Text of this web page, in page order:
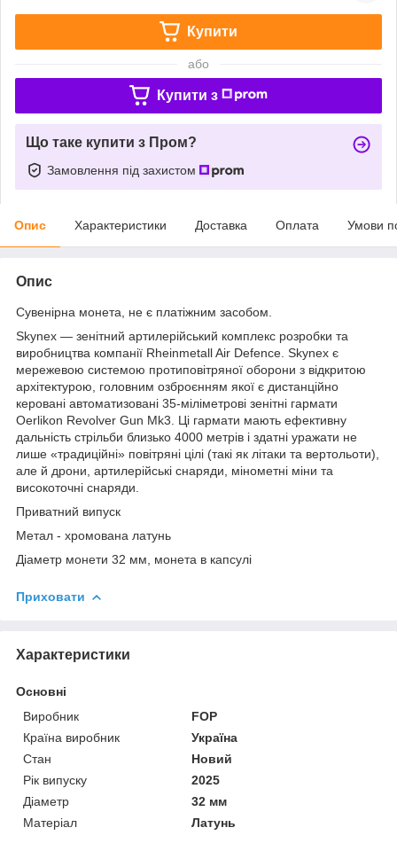
Купити
або
Купити з
Що таке купити з Пром?
Замовлення під захистом
Опис Характеристики Доставка Оплата Умови
Опис
Сувенірна монета, не є платіжним засобом.
Skynex — зенітний артилерійський комплекс розробки та
виробництва компанії Rheinmetall Air Defence. Skynex є
мережевою системою протиповітряної оборони з відкритою
архітектурою, головним озброєнням якої є дистанційно
керовані автоматизовані 35-міліметрові зенітні гармати
Oerlikon Revolver Gun Mk3. Ці гармати мають ефективну
дальність стрільби близько 4000 метрів і здатні уражати не
лише «традиційні» повітряні цілі (такі як літаки та вертольоти),
але й дрони, артилерійські снаряди, мінометні міни та
високоточні снаряди.
Приватний випуск
Метал - хромована латунь
Діаметр монети 32 мм, монета в капсулі
Приховати
Характеристики
Основні
Виробник
FOP
Країна виробник
Україна
Стан
Новий
Рік випуску
2025
Діаметр
32 мм
Матеріал
Латунь